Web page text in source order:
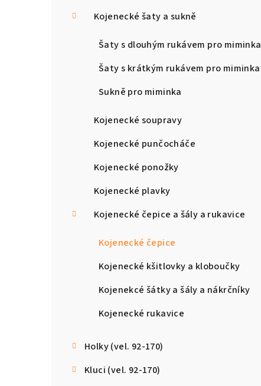
Kojenecké šaty a sukně
Šaty s dlouhým rukávem pro miminka
Šaty s krátkým rukávem pro miminka
Sukně pro miminka
Kojenecké soupravy
Kojenecké punčocháče
Kojenecké ponožky
Kojenecké plavky
Kojenecké čepice a šály a rukavice
Kojenecké čepice
Kojenecké kšitlovky a kloboučky
Kojenekcé šátky a šály a nákrčníky
Kojenecké rukavice
Holky (vel. 92-170)
Kluci (vel. 92-170)